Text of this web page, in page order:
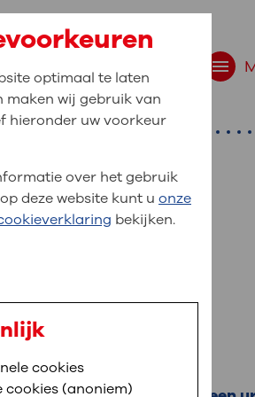
op
,Digitalisering
gegevens
kunt u uw medische
breidt MijnOLVG
optimaal te laten
maken wij gebruik van
hieronder uw voorkeur
over het gebruik
deze website kunt u onze
bekijken.
cookies
cookies (anoniem)